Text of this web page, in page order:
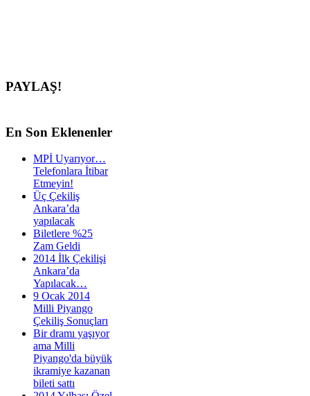
PAYLAŞ!
En Son Eklenenler
MPİ Uyarıyor…
Telefonlara İtibar
Etmeyin!
Üç Çekiliş
Ankara’da
yapılacak
Biletlere %25
Zam Geldi
2014 İlk Çekilişi
Ankara’da
Yapılacak…
9 Ocak 2014
Milli Piyango
Çekiliş Sonuçları
Bir dramı yaşıyor
ama Milli
Piyango'da büyük
ikramiye kazanan
bileti sattı